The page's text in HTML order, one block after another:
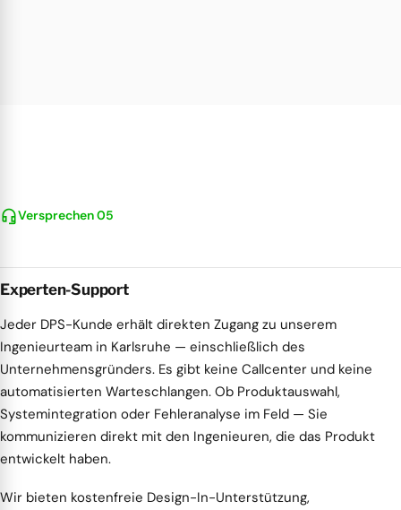
headset_micVersprechen 05
Experten-Support
Jeder DPS-Kunde erhält direkten Zugang zu unserem
Ingenieurteam in Karlsruhe — einschließlich des
Unternehmensgründers. Es gibt keine Callcenter und keine
automatisierten Warteschlangen. Ob Produktauswahl,
Systemintegration oder Fehleranalyse im Feld — Sie
kommunizieren direkt mit den Ingenieuren, die das Produkt
entwickelt haben.
Wir bieten kostenfreie Design-In-Unterstützung,